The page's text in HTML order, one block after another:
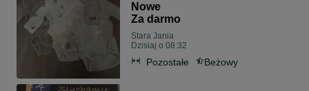
Nowe
Za darmo
Stara Jania
Dzisiaj o 08:32
Pozostałe Beżowy